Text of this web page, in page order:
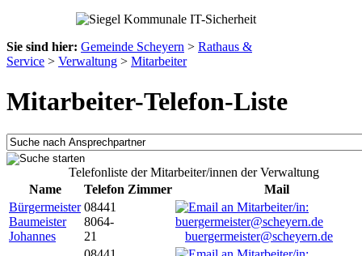
Sie sind hier: Gemeinde Scheyern > Rathaus &
Service > Verwaltung > Mitarbeiter
Mitarbeiter-Telefon-Liste
Telefonliste der Mitarbeiter/innen der Verwaltung
Name
Telefon Zimmer
Mail
Bürgermeister
Baumeister
Johannes
08441
8064-
21
buergermeister@scheyern.de